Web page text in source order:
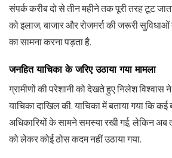
संपर्क करीब दो से तीन महीने तक पूरी तरह टूट
को इलाज, बाजार और रोजमर्रा की जरूरी
का सामना करना पड़ता है.
जनहित याचिका के जरिए उठाया गया मामला
ग्रामीणों की परेशानी को देखते हुए निलेश विश्वास
याचिका दाखिल की. याचिका में बताया गया कि
अधिकारियों के सामने समस्या रखी गई, लेकिन
को लेकर कोई ठोस कदम नहीं उठाया गया.